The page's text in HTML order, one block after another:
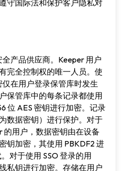
守国际法和保护客户隐私对
产品供应商。Keeper 用户
完全控制权的唯一人员。使
在用户登录保管库时发生
保管库中的每条记录都使用
位 AES 密钥进行加密。记录
数据密钥）进行保护。对于
的用户，数据密钥由在设备
钥加密，其使用 PBKDF2 进
对于使用 SSO 登录的用
私钥进行加密。存储在用户